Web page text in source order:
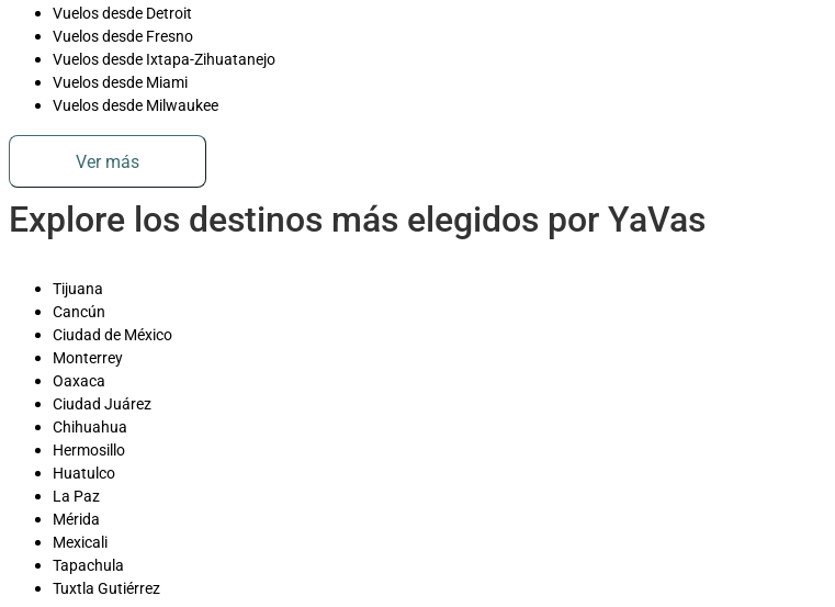
Vuelos desde Detroit
Vuelos desde Fresno
Vuelos desde Ixtapa-Zihuatanejo
Vuelos desde Miami
Vuelos desde Milwaukee
Ver más
Explore los destinos más elegidos por YaVas
Tijuana
Cancún
Ciudad de México
Monterrey
Oaxaca
Ciudad Juárez
Chihuahua
Hermosillo
Huatulco
La Paz
Mérida
Mexicali
Tapachula
Tuxtla Gutiérrez